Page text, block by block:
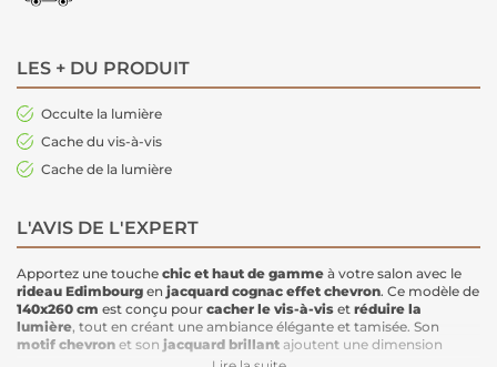
LES + DU PRODUIT
Occulte la lumière
Cache du vis-à-vis
Cache de la lumière
L'AVIS DE L'EXPERT
Apportez une touche chic et haut de gamme à votre salon avec le
rideau Edimbourg en jacquard cognac effet chevron. Ce modèle de
140x260 cm est conçu pour cacher le vis-à-vis et réduire la
lumière, tout en créant une ambiance élégante et tamisée. Son
motif chevron et son jacquard brillant ajoutent une dimension
décorative raffinée à votre intérieur, tout en offrant une